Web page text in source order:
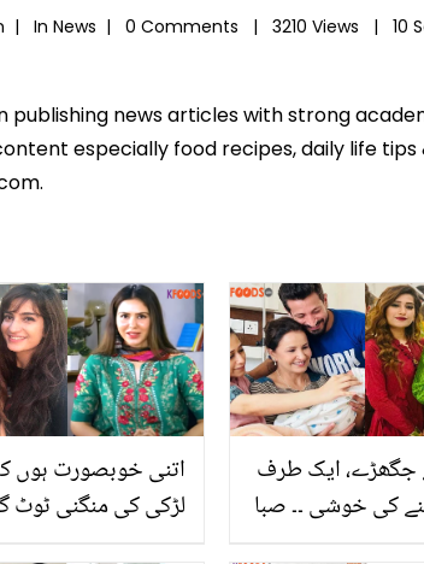
| In News | 0 Comments | 3210 Views | 10
publishing news articles with strong
especially food recipes, daily life
اتنی خوبصورت ہوں
لڑکی کی منگنی ٹوٹ
جگھڑے، ایک طرف
کی خوشی ۔۔ صبا